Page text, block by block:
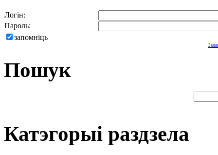
Логін:
Пароль:
запомніць
Пошук
Катэгорыі раздзела